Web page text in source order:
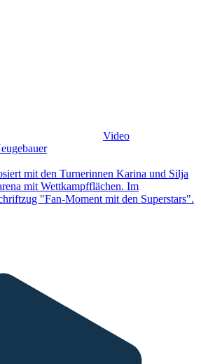
Video